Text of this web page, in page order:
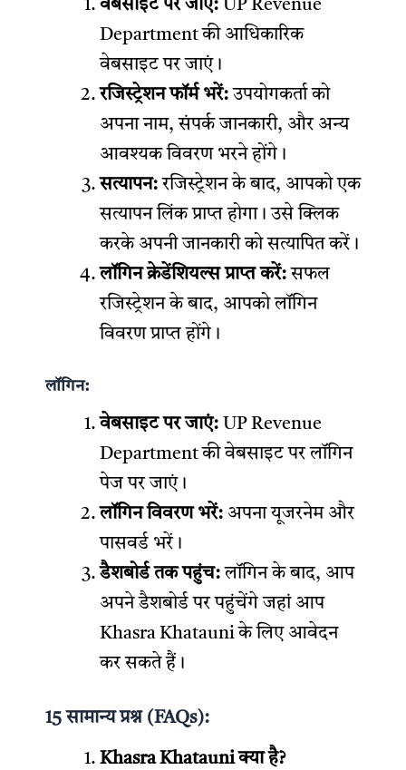
वेबसाइट पर जाएं: UP Revenue
Department की आधिकारिक
वेबसाइट पर जाएं।
रजिस्ट्रेशन फॉर्म भरें: उपयोगकर्ता को
अपना नाम, संपर्क जानकारी, और अन्य
आवश्यक विवरण भरने होंगे।
सत्यापन: रजिस्ट्रेशन के बाद, आपको एक
सत्यापन लिंक प्राप्त होगा। उसे क्लिक
करके अपनी जानकारी को सत्यापित करें।
लॉगिन क्रेडेंशियल्स प्राप्त करें: सफल
रजिस्ट्रेशन के बाद, आपको लॉगिन
विवरण प्राप्त होंगे।
लॉगिन:
वेबसाइट पर जाएं: UP Revenue
Department की वेबसाइट पर लॉगिन
पेज पर जाएं।
लॉगिन विवरण भरें: अपना यूजरनेम और
पासवर्ड भरें।
डैशबोर्ड तक पहुंच: लॉगिन के बाद, आप
अपने डैशबोर्ड पर पहुंचेंगे जहां आप
Khasra Khatauni के लिए आवेदन
कर सकते हैं।
15 सामान्य प्रश्न (FAQs):
Khasra Khatauni क्या है?